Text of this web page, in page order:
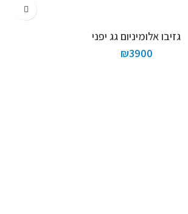
גזיבו אלומיניום גג יפני
₪3900